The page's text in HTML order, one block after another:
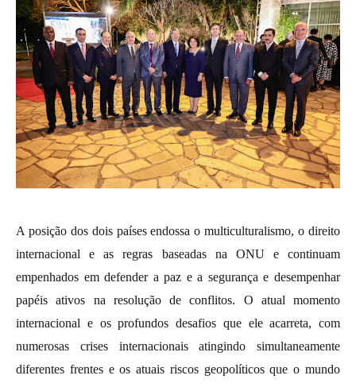
A posição dos dois países endossa o multiculturalismo, o direito
internacional e as regras baseadas na ONU e continuam
empenhados em defender a paz e a segurança e desempenhar
papéis ativos na resolução de conflitos. O atual momento
internacional e os profundos desafios que ele acarreta, com
numerosas crises internacionais atingindo simultaneamente
diferentes frentes e os atuais riscos geopolíticos que o mundo